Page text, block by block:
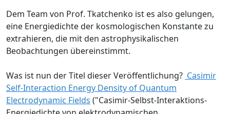
Dem Team von Prof. Tkatchenko ist es also gelungen,
eine Energiedichte der kosmologischen Konstante zu
extrahieren, die mit den astrophysikalischen
Beobachtungen übereinstimmt.
Was ist nun der Titel dieser Veröffentlichung? Casimir
Self-Interaction Energy Density of Quantum
Electrodynamic Fields ("Casimir-Selbst-Interaktions-